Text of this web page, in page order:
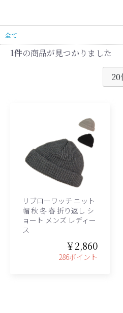
全て
1件の商品が見つかりました
リブローワッチ ニット
帽 秋 冬 春 折り返し シ
ョート メンズ レディー
ス
￥2,860
286ポイント